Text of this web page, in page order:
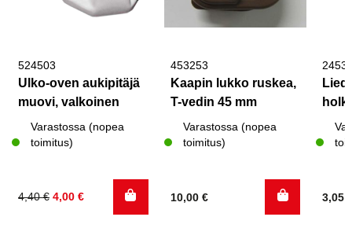
524503
Ulko-oven aukipitäjä
muovi, valkoinen
Varastossa (nopea
toimitus)
4,40€
Alkuperäinen
4,00 €
Nykyinen
453253
Kaapin lukko ruskea,
T-vedin 45 mm
Varastossa (nopea
toimitus)
10,00 € 3,05